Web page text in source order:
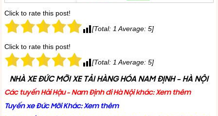
Click to rate this post!
[Total: 1Average: 5]
Click to rate this post!
[Total: 1Average: 5]
NHÀ XE ĐỨC MỠI XE TẢI HÀNG HÓA NAM ĐỊNH – HÀ NỘI
Các tuyến Hải Hậu – Nam Định đi Hà Nội khác: Xem thêm
Tuyến xe Đức Mỡi Khác:Xem thêm